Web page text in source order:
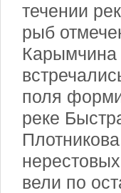
течении
рыб
Карымчина
поля
реке
вели по